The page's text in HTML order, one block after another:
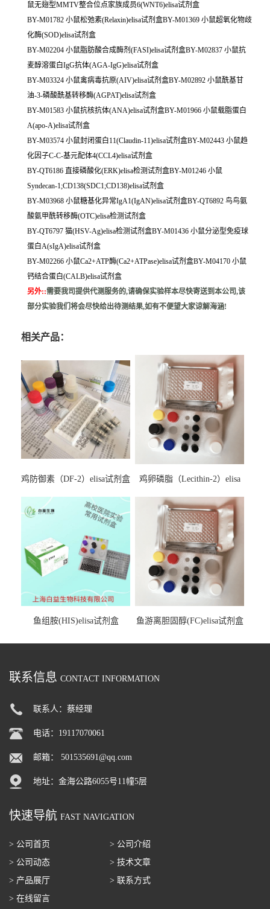
鼠无翅型MMTV整合位点家族成员6(WNT6)elisa试剂盒
BY-M01782 小鼠松弛素(Relaxin)elisa试剂盒BY-M01369 小鼠超氧化物歧
化酶(SOD)elisa试剂盒
BY-M02204 小鼠脂肪酸合成酶剂(FASI)elisa试剂盒BY-M02837 小鼠抗
麦醇溶蛋白IgG抗体(AGA-IgG)elisa试剂盒
BY-M03324 小鼠禽病毒抗原(AIV)elisa试剂盒BY-M02892 小鼠酰基甘
油-3-磷酸酰基转移酶(AGPAT)elisa试剂盒
BY-M01583 小鼠抗核抗体(ANA)elisa试剂盒BY-M01966 小鼠载脂蛋白
A(apo-A)elisa试剂盒
BY-M03574 小鼠封闭蛋白11(Claudin-11)elisa试剂盒BY-M02443 小鼠趋
化因子C-C-基元配体4(CCL4)elisa试剂盒
BY-QT6186 直接磷酸化(ERK)elisa检测试剂盒BY-M01246 小鼠
Syndecan-1;CD138(SDC1;CD138)elisa试剂盒
BY-M03968 小鼠糖基化异常IgA1(IgAN)elisa试剂盒BY-QT6892 鸟鸟氨
酸氨甲酰转移酶(OTC)elisa检测试剂盒
BY-QT6797 猫(HSV-Ag)elisa检测试剂盒BY-M01436 小鼠分泌型免疫球
蛋白A(sIgA)elisa试剂盒
BY-M02266 小鼠Ca2+ATP酶(Ca2+ATPase)elisa试剂盒BY-M04170 小鼠
钙结合蛋白(CALB)elisa试剂盒
另外::需要我司提供代测服务的,请确保实验样本尽快寄送到本公司,该
部分实验我们将会尽快给出待测结果,如有不便望大家谅解海涵!
相关产品：
鸡防御素（DF-2）elisa试剂盒
鸡卵磷脂（Lecithin-2）elisa
鱼组胺(HIS)elisa试剂盒 鱼游离胆固醇(FC)elisa试剂盒
联系信息 CONTACT INFORMATION
联系人：蔡经理
电话：19117070061
邮箱： 501535691@qq.com
地址：金海公路6055号11幢5层
快速导航 FAST NAVIGATION
> 公司首页
> 公司介绍
> 公司动态
> 技术文章
> 产品展厅
> 联系方式
> 在线留言